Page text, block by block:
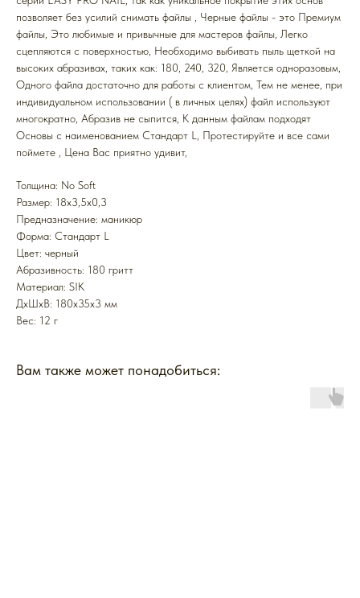
позволяет без усилий снимать файлы , Черные файлы - это Премиум
файлы, Это любимые и привычные для мастеров файлы, Легко
сцепляются с поверхностью, Необходимо выбивать пыль щеткой на
высоких абразивах, таких как: 180, 240, 320, Является одноразовым,
Одного файла достаточно для работы с клиентом, Тем не менее, при
индивидуальном использовании ( в личных целях) файл используют
многократно, Абразив не сыпится, К данным файлам подходят
Основы с наименованием Стандарт L, Протестируйте и все сами
поймете , Цена Вас приятно удивит,
Толщина: No Soft
Размер: 18x3,5x0,3
Предназначение: маникюр
Форма: Стандарт L
Цвет: черный
Абразивность: 180 гритт
Mатериал: SIK
ДxШxВ: 180x35x3 мм
Вес: 12 г
Вам также может понадобиться: